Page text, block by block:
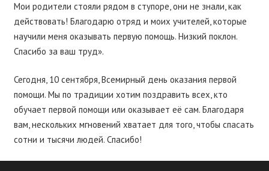
Мои родители стояли рядом в ступоре, они не знали, как
действовать! Благодарю отряд и моих учителей, которые
научили меня оказывать первую помощь. Низкий поклон.
Спасибо за ваш труд».
Сегодня, 10 сентября, Всемирный день оказания первой
помощи. Мы по традиции хотим поздравить всех, кто
обучает первой помощи или оказывает её сам. Благодаря
вам, нескольких мгновений хватает для того, чтобы спасать
сотни и тысячи людей. Спасибо!